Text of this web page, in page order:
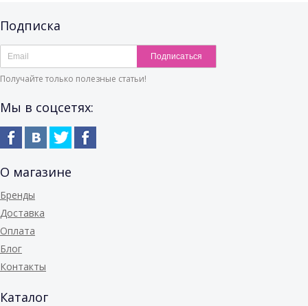
Подписка
Подписаться
Получайте только полезные статьи!
Мы в соцсетях:
О магазине
Бренды
Доставка
Оплата
Блог
Контакты
Каталог